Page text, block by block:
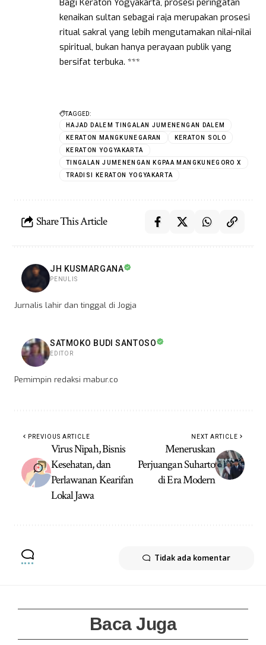
kenaikan sultan sebagai raja merupakan prosesi
ritual sakral yang lebih mengutamakan nilai-nilai
spiritual, bukan hanya perayaan publik yang
bersifat terbuka. ***
TAGGED:
HAJAD DALEM TINGALAN JUMENENGAN DALEM
KERATON MANGKUNEGARAN
KERATON SOLO
KERATON YOGYAKARTA
TINGALAN JUMENENGAN KGPAA MANGKUNEGORO X
TRADISI KERATON YOGYAKARTA
Share This Article
JH KUSMARGANA
PENULIS
Jurnalis lahir dan tinggal di Jogja
SATMOKO BUDI SANTOSO
EDITOR
Pemimpin redaksi mabur.co
PREVIOUS ARTICLE
Virus Nipah, Bisnis
Kesehatan, dan
Perlawanan Kearifan
Lokal Jawa
NEXT ARTICLE
Meneruskan
Perjuangan Suharto
di Era Modern
Tidak ada komentar
Baca Juga